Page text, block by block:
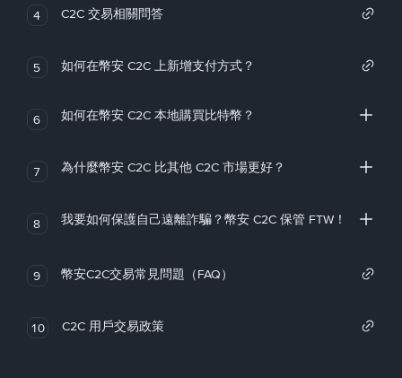
4 C2C 交易相關問答
5 如何在幣安 C2C 上新增支付方式？
6 如何在幣安 C2C 本地購買比特幣？
7 為什麼幣安 C2C 比其他 C2C 市場更好？
8 我要如何保護自己遠離詐騙？幣安 C2C 保管 FTW！
9 幣安C2C交易常見問題（FAQ）
10 C2C 用戶交易政策